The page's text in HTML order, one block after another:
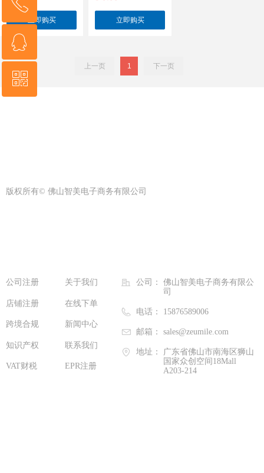
立即购买 立即购买
上一页 1 下一页
版权所有© 佛山智美电子商务有限公司
公司注册
店铺注册
跨境合规
知识产权
VAT财税
关于我们
在线下单
新闻中心
联系我们
EPR注册
公司：
佛山智美电子商务有限公
司
电话： 15876589006
邮箱： sales@zeumile.com
地址：
广东省佛山市南海区狮山
国家众创空间18Mall
A203-214
回到顶部
ꂅ
15876589006
ꁗ
QQ客服
ꀥ